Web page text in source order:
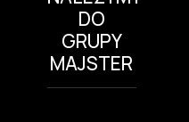
DO
GRUPY
MAJSTER